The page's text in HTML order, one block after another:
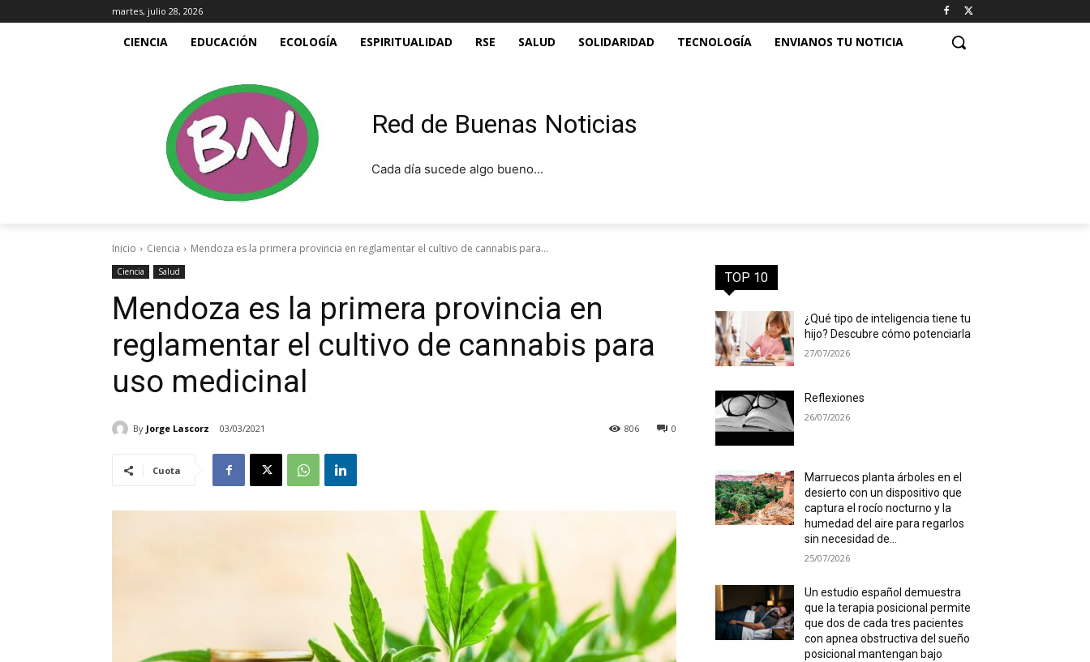
martes, julio 28, 2026
CIENCIA EDUCACIÓN ECOLOGÍA ESPIRITUALIDAD RSE SALUD SOLIDARIDAD TECNOLOGÍA ENVIANOS TU NOTICIA
Red de Buenas Noticias
Cada día sucede algo bueno...
Inicio Ciencia Mendoza es la primera provincia en reglamentar el cultivo de cannabis para...
Ciencia Salud
Mendoza es la primera provincia en
reglamentar el cultivo de cannabis para
uso medicinal
By Jorge Lascorz 03/03/2021 0
806
Cuota
TOP 10
¿Qué tipo de inteligencia tiene tu
hijo? Descubre cómo potenciarla
27/07/2026
Reflexiones
26/07/2026
Marruecos planta árboles en el
desierto con un dispositivo que
captura el rocío nocturno y la
humedad del aire para regarlos
sin necesidad de...
25/07/2026
Un estudio español demuestra
que la terapia posicional permite
que dos de cada tres pacientes
con apnea obstructiva del sueño
posicional mantengan bajo